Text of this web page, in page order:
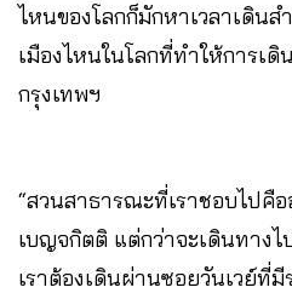
ไหนของโลกก็มักหาเวลาเดินส
เมืองไหนในโลกที่ทำให้การเดิ
กรุงเทพฯ
“สวนสาธารณะที่เราชอบไปคื
เบญจกิตติ แต่กว่าจะเดินทาง
เราต้องเดินผ่านซอยวันเวย์ที่